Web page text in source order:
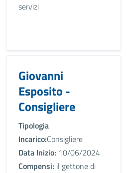
servizi
Giovanni
Esposito -
Consigliere
Tipologia
Incarico:Consigliere
Data Inizio: 10/06/2024
Compensi: il gettone di